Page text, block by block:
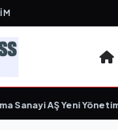
Sanayi AŞ Yeni Yönetim